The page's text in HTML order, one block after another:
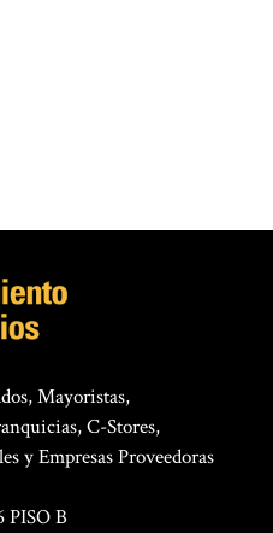
Mayoristas,
C-Stores,
y Empresas Proveedoras
PISO B